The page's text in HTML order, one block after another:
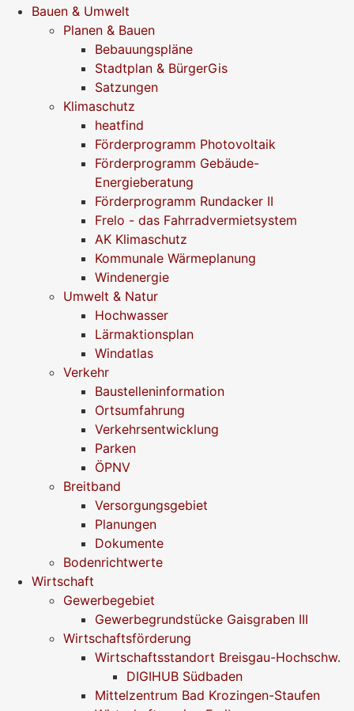
Bauen & Umwelt
Planen & Bauen
Bebauungspläne
Stadtplan & BürgerGis
Satzungen
Klimaschutz
heatfind
Förderprogramm Photovoltaik
Förderprogramm Gebäude-
Energieberatung
Förderprogramm Rundacker II
Frelo - das Fahrradvermietsystem
AK Klimaschutz
Kommunale Wärmeplanung
Windenergie
Umwelt & Natur
Hochwasser
Lärmaktionsplan
Windatlas
Verkehr
Baustelleninformation
Ortsumfahrung
Verkehrsentwicklung
Parken
ÖPNV
Breitband
Versorgungsgebiet
Planungen
Dokumente
Bodenrichtwerte
Wirtschaft
Gewerbegebiet
Gewerbegrundstücke Gaisgraben III
Wirtschaftsförderung
Wirtschaftsstandort Breisgau-Hochschw.
DIGIHUB Südbaden
Mittelzentrum Bad Krozingen-Staufen